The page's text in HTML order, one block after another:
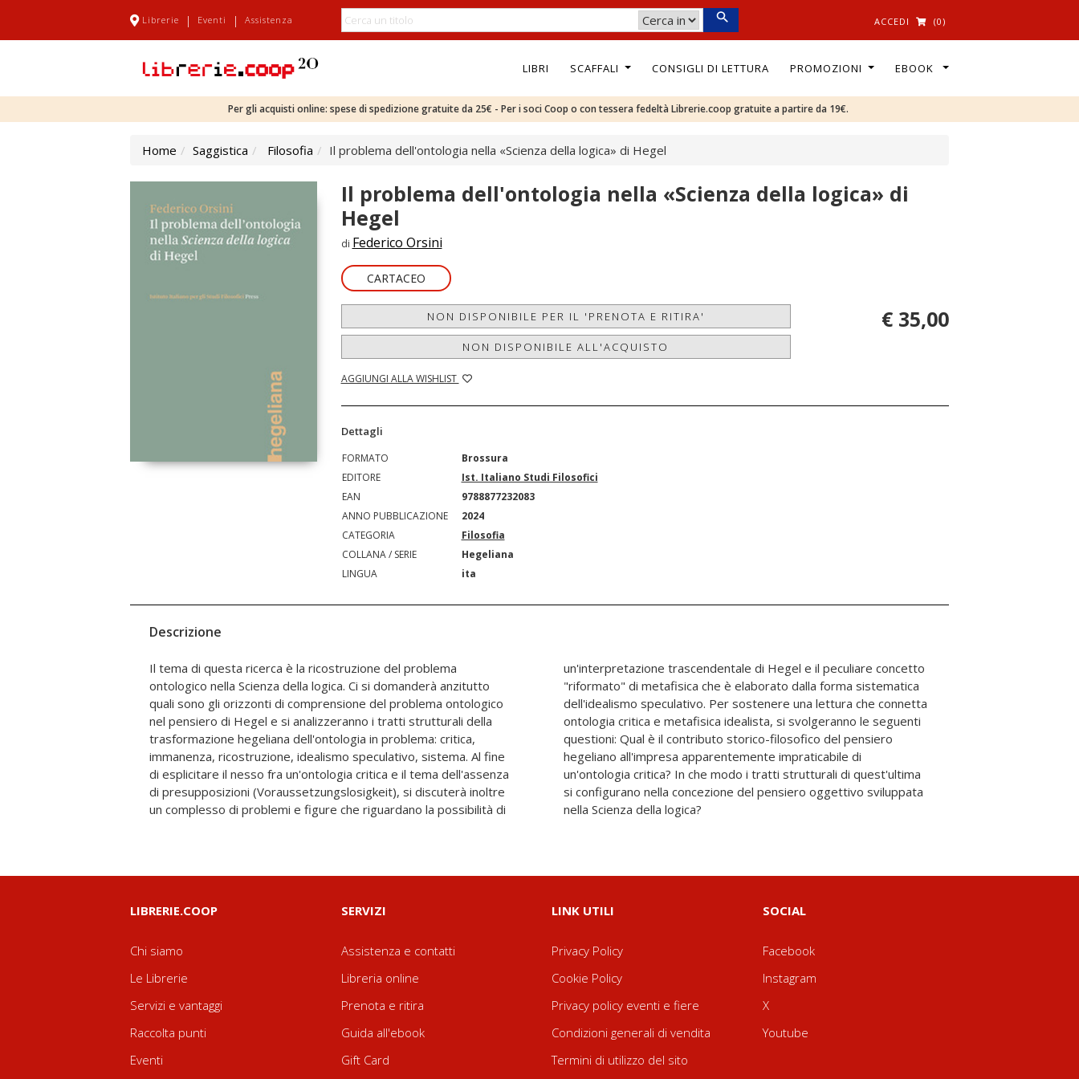
Librerie | Eventi | Assistenza ACCEDI (0)
LIBRI SCAFFALI CONSIGLI DI LETTURA PROMOZIONI EBOOK
Per gli acquisti online: spese di spedizione gratuite da 25€ - Per i soci Coop o con tessera fedeltà Librerie.coop gratuite a partire da 19€.
Home Saggistica Filosofia Il problema dell'ontologia nella «Scienza della logica» di Hegel
Il problema dell'ontologia nella «Scienza della logica» di
Hegel
di Federico Orsini
CARTACEO
NON DISPONIBILE PER IL 'PRENOTA E RITIRA'
NON DISPONIBILE ALL'ACQUISTO
AGGIUNGI ALLA WISHLIST
€ 35,00
Dettagli
FORMATO
Brossura
EDITORE
Ist. Italiano Studi Filosofici
EAN
9788877232083
ANNO PUBBLICAZIONE
2024
CATEGORIA
Filosofia
COLLANA / SERIE
Hegeliana
LINGUA
ita
Descrizione
Il tema di questa ricerca è la ricostruzione del problema
ontologico nella Scienza della logica. Ci si domanderà anzitutto
quali sono gli orizzonti di comprensione del problema ontologico
nel pensiero di Hegel e si analizzeranno i tratti strutturali della
trasformazione hegeliana dell'ontologia in problema: critica,
immanenza, ricostruzione, idealismo speculativo, sistema. Al fine
di esplicitare il nesso fra un'ontologia critica e il tema dell'assenza
di presupposizioni (Voraussetzungslosigkeit), si discuterà inoltre
un complesso di problemi e figure che riguardano la possibilità di
un'interpretazione trascendentale di Hegel e il peculiare concetto
"riformato" di metafisica che è elaborato dalla forma sistematica
dell'idealismo speculativo. Per sostenere una lettura che connetta
ontologia critica e metafisica idealista, si svolgeranno le seguenti
questioni: Qual è il contributo storico-filosofico del pensiero
hegeliano all'impresa apparentemente impraticabile di
un'ontologia critica? In che modo i tratti strutturali di quest'ultima
si configurano nella concezione del pensiero oggettivo sviluppata
nella Scienza della logica?
LIBRERIE.COOP
Chi siamo
Le Librerie
Servizi e vantaggi
Raccolta punti
Eventi
SERVIZI
Assistenza e contatti
Libreria online
Prenota e ritira
Guida all'ebook
Gift Card
LINK UTILI
Privacy Policy
Cookie Policy
Privacy policy eventi e fiere
Condizioni generali di vendita
Termini di utilizzo del sito
SOCIAL
Facebook
Instagram
X
Youtube